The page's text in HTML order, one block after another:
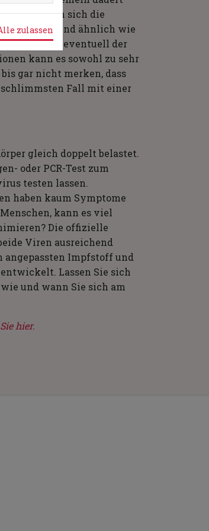
machen sich die
Diese sind ähnlich wie
eventuell der
kann es sowohl zu sehr
gar nicht merken, dass
schlimmsten Fall mit einer
gleich doppelt belastet.
oder PCR-Test zum
testen lassen.
haben kaum Symptome
kann es viel
Die offizielle
Viren ausreichend
angepassten Impfstoff und
Lassen Sie sich
und wann Sie sich am
hier.
zulassen